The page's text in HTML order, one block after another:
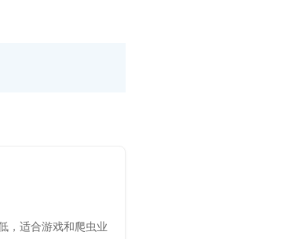
，适合游戏和爬虫业